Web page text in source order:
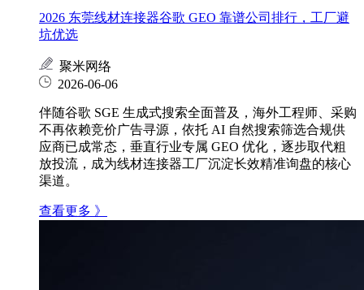
2026 东莞线材连接器谷歌 GEO 靠谱公司排行，工厂避
坑优选
聚米网络
2026-06-06
伴随谷歌 SGE 生成式搜索全面普及，海外工程师、采购
不再依赖竞价广告寻源，依托 AI 自然搜索筛选合规供
应商已成常态，垂直行业专属 GEO 优化，逐步取代粗
放投流，成为线材连接器工厂沉淀长效精准询盘的核心
渠道。
查看更多 》